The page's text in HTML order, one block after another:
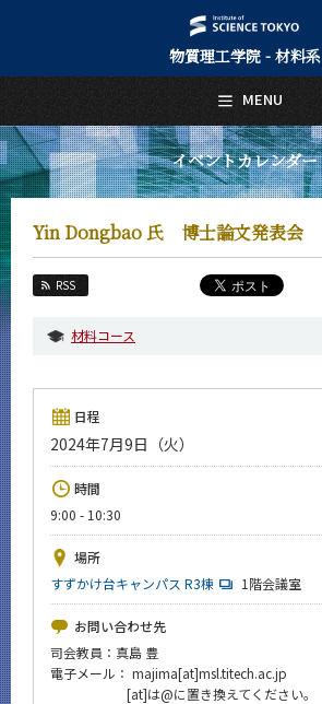
物質理工学院 - 材料系
イベントカレンダー
Yin Dongbao 氏 博士論文発表会
RSS
材料コース
日程
2024年7月9日（火）
時間
9:00 - 10:30
場所
すずかけ台キャンパス R3棟
1階会議室
お問い合わせ先
司会教員：真島 豊
電子メール： majima[at]msl.titech.ac.jp
[at]は@に置き換えてください。
MENU
日本語
トップページ
Top Page
材料系について
About Us
Education
入学案内
Admissions
材料系 News
イベントカレンダー
Event Calendar
今後のイベント
今後の課程別イベント
年別アーカイブ